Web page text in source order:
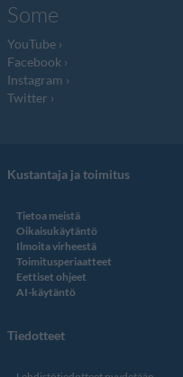
Some
YouTube
Facebook
Instagram
Twitter
Kustantaja ja toimitus
Tietoa meistä
Oikaisukäytäntö
Ilmoita virheestä
Toimitusperiaatteet
Eettiset ohjeet
AI-käytäntö
Tiedotteet